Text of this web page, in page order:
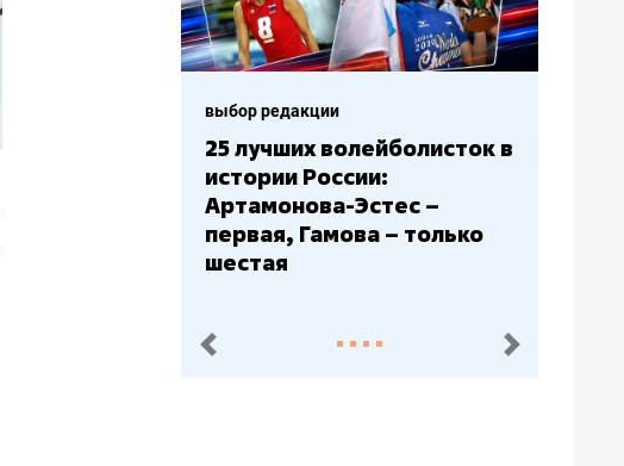
выбор редакции
25 лучших волейболисток в
истории России:
Артамонова-Эстес –
первая, Гамова – только
шестая
пред. след.